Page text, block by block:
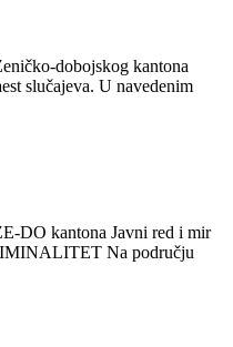
dobojskog kantona
slučajeva. U navedenim
DO kantona Javni red i mir
Na području